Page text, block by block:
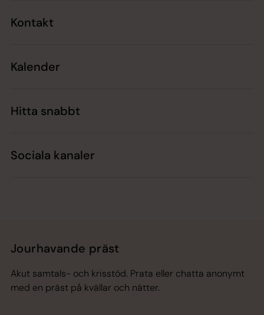
Kontakt
Kalender
Hitta snabbt
Sociala kanaler
Jourhavande präst
Akut samtals- och krisstöd. Prata eller chatta anonymt
med en präst på kvällar och nätter.